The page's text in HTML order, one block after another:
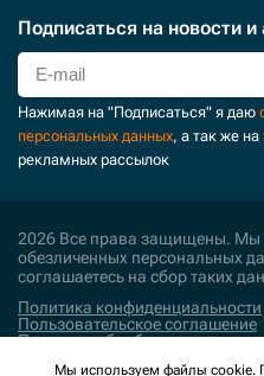
Подписаться на новости и
Нажимая на "Подписаться" я даю
персональных данных, а так же
рекламных рассылок
2026 Все права защищены. Мы
обезличенных персональных
соглашаетесь на сбор таких
Политика конфиденциальности
Пользовательское соглашение
Политика обработки
Мы используем файлы cookie.